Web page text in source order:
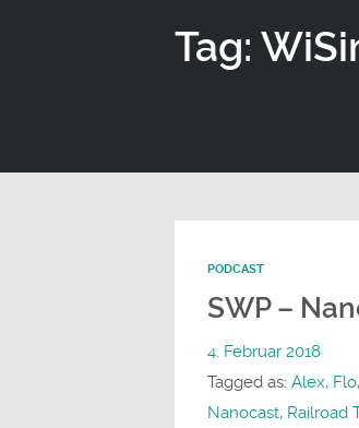
Tag:
PODCAST
SWP –
4. Februar 2018
Tagged as: Alex, Flo,
Nanocast, Railroad